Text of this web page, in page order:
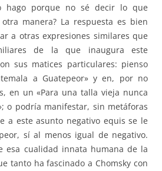
hago porque no sé decir lo que
manera? La respuesta es bien
a otras expresiones similares que
de la que inaugura este
sus matices particulares: pienso
a Guatepeor» y en, por no
en un «Para una talla vieja nunca
o podría manifestar, sin metáforas
a este asunto negativo equis se le
sí al menos igual de negativo.
esa cualidad innata humana de la
tanto ha fascinado a Chomsky con